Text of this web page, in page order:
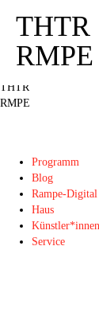
Deprecated : Die
Verwende
/homepages/10/
THTR
RMPE
Programm
Blog
Rampe-Digital
Haus
Künstler*innen
Service
THTR
RMPE